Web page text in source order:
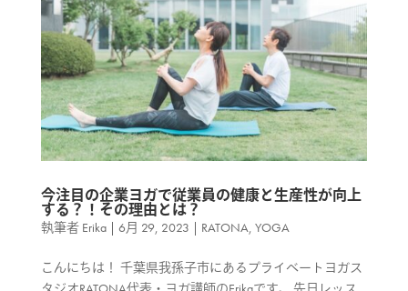
今注目の企業ヨガで従業員の健康と生産性が向上
する？！その理由とは？
執筆者 Erika| 6月 29, 2023 | RATONA, YOGA
こんにちは！ 千葉県我孫子市にあるプライベートヨガス